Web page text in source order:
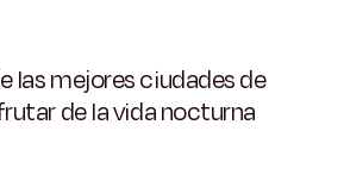
las mejores ciudades de
de la vida nocturna